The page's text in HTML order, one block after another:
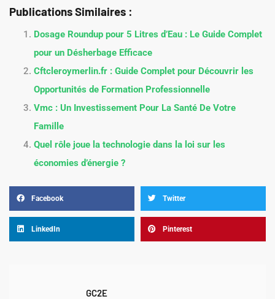
Publications Similaires :
Dosage Roundup pour 5 Litres d’Eau : Le Guide Complet
pour un Désherbage Efficace
Cftcleroymerlin.fr : Guide Complet pour Découvrir les
Opportunités de Formation Professionnelle
Vmc : Un Investissement Pour La Santé De Votre
Famille
Quel rôle joue la technologie dans la loi sur les
économies d’énergie ?
Facebook Twitter
LinkedIn Pinterest
GC2E